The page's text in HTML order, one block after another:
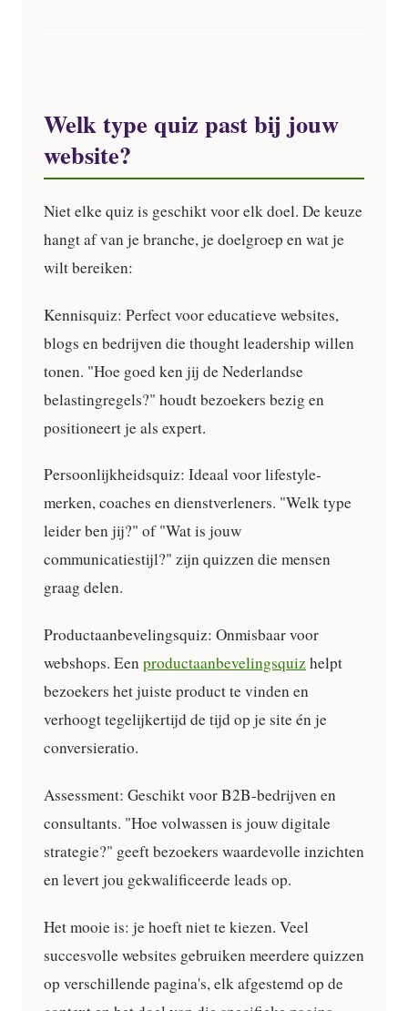
Welk type quiz past bij jouw
website?
Niet elke quiz is geschikt voor elk doel. De keuze
hangt af van je branche, je doelgroep en wat je
wilt bereiken:
Kennisquiz: Perfect voor educatieve websites,
blogs en bedrijven die thought leadership willen
tonen. "Hoe goed ken jij de Nederlandse
belastingregels?" houdt bezoekers bezig en
positioneert je als expert.
Persoonlijkheidsquiz: Ideaal voor lifestyle-
merken, coaches en dienstverleners. "Welk type
leider ben jij?" of "Wat is jouw
communicatiestijl?" zijn quizzen die mensen
graag delen.
Productaanbevelingsquiz: Onmisbaar voor
webshops. Eenproductaanbevelingsquizhelpt
bezoekers het juiste product te vinden en
verhoogt tegelijkertijd de tijd op je site én je
conversieratio.
Assessment: Geschikt voor B2B-bedrijven en
consultants. "Hoe volwassen is jouw digitale
strategie?" geeft bezoekers waardevolle inzichten
en levert jou gekwalificeerde leads op.
Het mooie is: je hoeft niet te kiezen. Veel
succesvolle websites gebruiken meerdere quizzen
op verschillende pagina's, elk afgestemd op de